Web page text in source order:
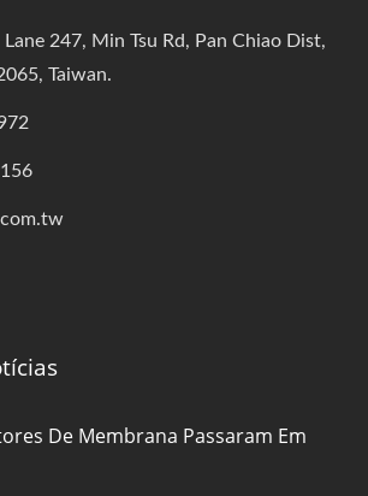
247, Min Tsu Rd, Pan Chiao Dist,
Taiwan.
De Membrana Passaram Em